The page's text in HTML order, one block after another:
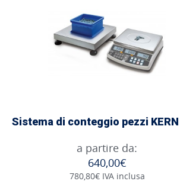
Sistema di conteggio pezzi KERN
a partire da:
640,00€
780,80€ IVA inclusa